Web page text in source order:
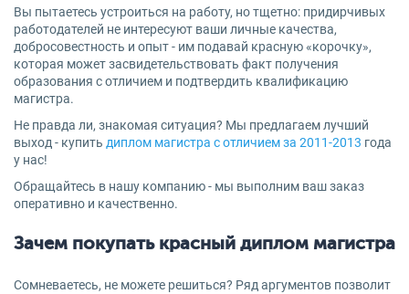
Вы пытаетесь устроиться на работу, но тщетно: придирчивых
работодателей не интересуют ваши личные качества,
добросовестность и опыт - им подавай красную «корочку»,
которая может засвидетельствовать факт получения
образования с отличием и подтвердить квалификацию
магистра.
Не правда ли, знакомая ситуация? Мы предлагаем лучший
выход - купить диплом магистра с отличием за 2011-2013 года
у нас!
Обращайтесь в нашу компанию - мы выполним ваш заказ
оперативно и качественно.
Зачем покупать красный диплом магистра
Сомневаетесь, не можете решиться? Ряд аргументов позволит